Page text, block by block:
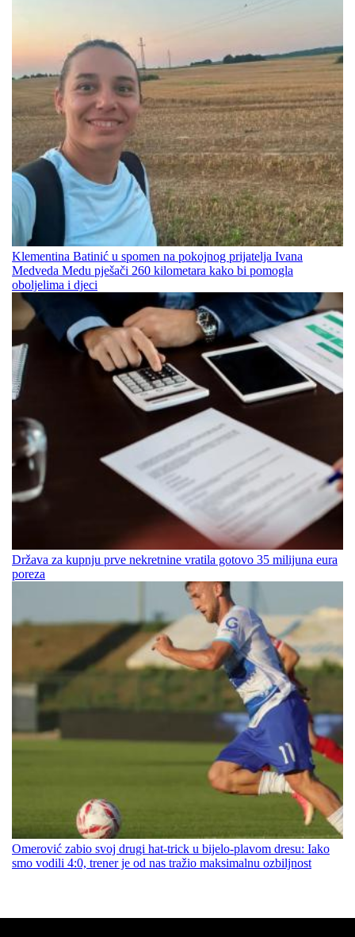
Klementina Batinić u spomen na pokojnog prijatelja Ivana
Medveda Medu pješači 260 kilometara kako bi pomogla
oboljelima i djeci
Država za kupnju prve nekretnine vratila gotovo 35 milijuna eura
poreza
Omerović zabio svoj drugi hat-trick u bijelo-plavom dresu: Iako
smo vodili 4:0, trener je od nas tražio maksimalnu ozbiljnost